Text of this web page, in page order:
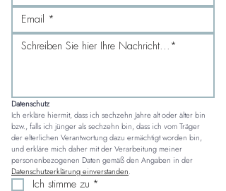
Datenschutz
Ich erkläre hiermit, dass ich sechzehn Jahre alt oder älter bin
bzw., falls ich jünger als sechzehn bin, dass ich vom Träger
der elterlichen Verantwortung dazu ermächtigt worden bin,
und erkläre mich daher mit der Verarbeitung meiner
Datenschutzerklärung einverstanden.
Ich stimme zu *